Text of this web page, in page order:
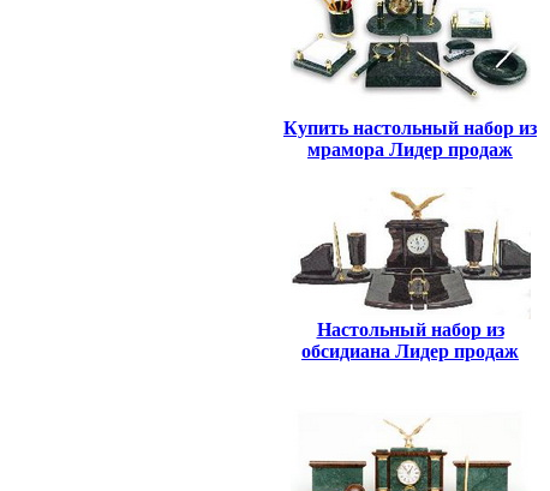
Купить настольный набор из
мрамора Лидер продаж
Настольный набор из
обсидиана Лидер продаж